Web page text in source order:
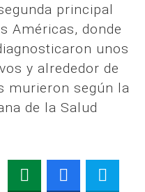
principal
Américas, donde
unos
y alrededor de
murieron según la
de la Salud